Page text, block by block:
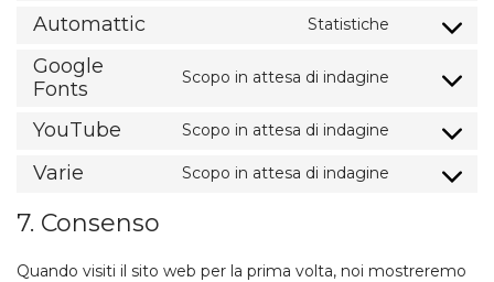
service
Automattic Statistiche
Consent
service
Google
Fonts
Scopo in attesa di indagine
Consent
service
fonts
YouTube Scopo in attesa di indagine
Consent
service
Varie Scopo in attesa di indagine
Consent
7. Consenso
Quando visiti il sito web per la prima volta, noi mostreremo